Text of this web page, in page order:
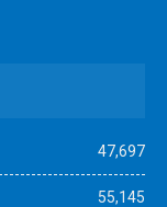
47,697
55,145